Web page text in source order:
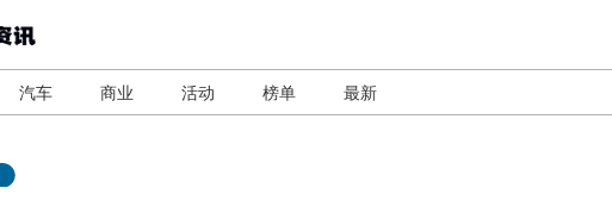
汽车 商业 活动 榜单 最新